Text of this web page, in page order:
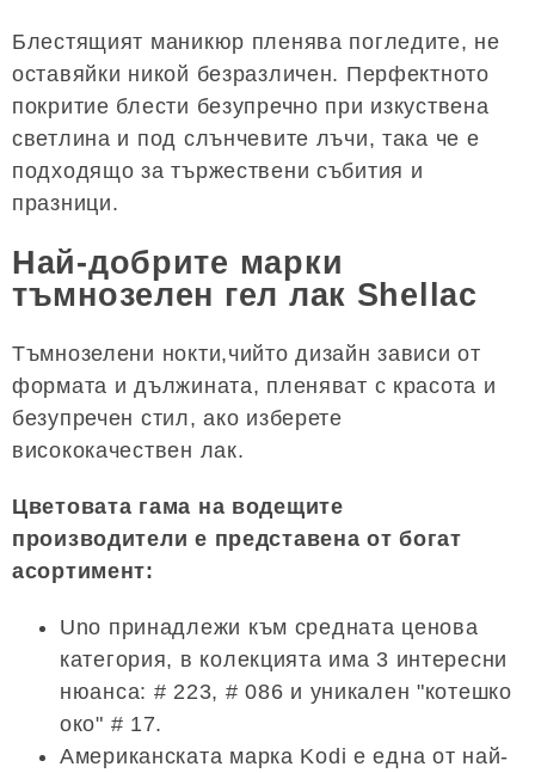
Блестящият маникюр пленява погледите, не
оставяйки никой безразличен. Перфектното
покритие блести безупречно при изкуствена
светлина и под слънчевите лъчи, така че е
подходящо за тържествени събития и
празници.
Най-добрите марки
тъмнозелен гел лак Shellac
Тъмнозелени нокти,чийто дизайн зависи от
формата и дължината, пленяват с красота и
безупречен стил, ако изберете
висококачествен лак.
Цветовата гама на водещите
производители е представена от богат
асортимент:
Uno принадлежи към средната ценова
категория, в колекцията има 3 интересни
нюанса: # 223, # 086 и уникален "котешко
око" # 17.
Американската марка Kodi е една от най-